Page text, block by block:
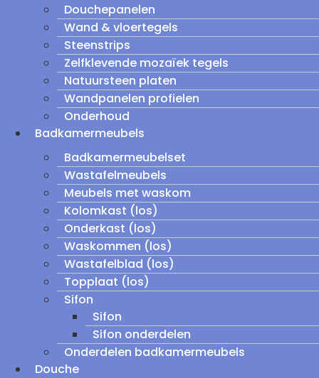
Douchepanelen
Wand & vloertegels
Steenstrips
Zelfklevende mozaïek tegels
Natuursteen platen
Wandpanelen profielen
Onderhoud
Badkamermeubels
Badkamermeubelset
Wastafelmeubels
Meubels met waskom
Kolomkast (los)
Onderkast (los)
Waskommen (los)
Wastafelblad (los)
Topplaat (los)
Sifon
Sifon
Sifon onderdelen
Onderdelen badkamermeubels
Douche